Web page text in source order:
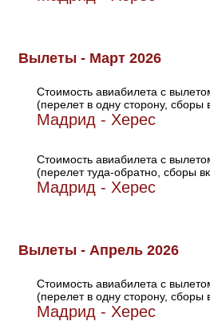
Вылеты - Март 2026
Стоимость авиабилета с
(перелет в одну сторону, сборы
Мадрид - Херес
Стоимость авиабилета с
(перелет туда-обратно, сборы
Мадрид - Херес
Вылеты - Апрель 2026
Стоимость авиабилета с
(перелет в одну сторону, сборы
Мадрид - Херес